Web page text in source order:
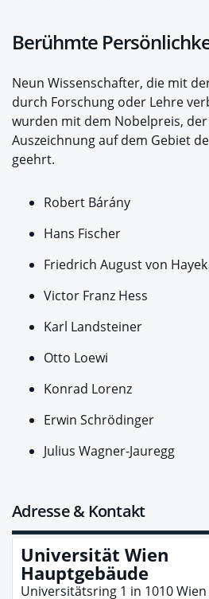
Berühmte
Neun Wissenschafter, die mit
durch Forschung oder Lehre
wurden mit dem Nobelpreis,
Auszeichnung auf dem Gebiet
geehrt.
Robert Bárány
Hans Fischer
Friedrich August von Hayek
Victor Franz Hess
Karl Landsteiner
Otto Loewi
Konrad Lorenz
Erwin Schrödinger
Julius Wagner-Jauregg
Adresse & Kontakt
Universität Wien
Hauptgebäude
Universitätsring 1 in 1010Wien